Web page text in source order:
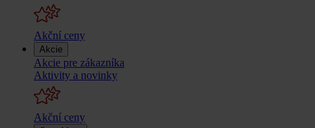
Akční ceny
Akcie
Akcie pre zákazníka
Aktivity a novinky
Akční ceny